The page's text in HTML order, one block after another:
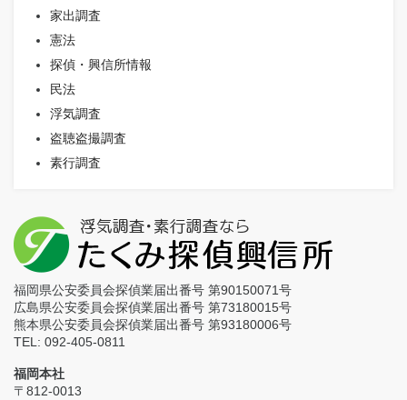
家出調査
憲法
探偵・興信所情報
民法
浮気調査
盗聴盗撮調査
素行調査
福岡県公安委員会探偵業届出番号 第90150071号
広島県公安委員会探偵業届出番号 第73180015号
熊本県公安委員会探偵業届出番号 第93180006号
TEL: 092-405-0811
福岡本社
〒812-0013